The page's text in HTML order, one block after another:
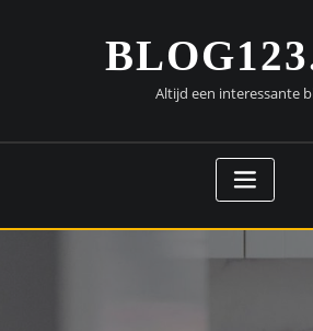
Altijd een interessante